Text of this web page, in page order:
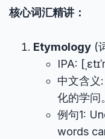
核心词汇精讲：
Etymology (
IPA:
中文含义
化的学问。
例句1:
words